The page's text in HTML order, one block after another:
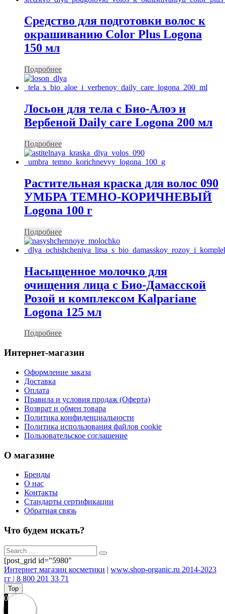
Средство для подготовки волос к
окрашиванию Color Plus Logona
150 мл
Подробнее
Лосьон для тела с Био-Алоэ и
Вербеной Daily care Logona 200 мл
Подробнее
Растительная краска для волос 090
УМБРА ТЕМНО-КОРИЧНЕВЫЙ
Logona 100 г
Подробнее
Насыщенное молочко для
очищения лица с Био-Дамасской
Розой и комплексом Kalpariane
Logona 125 мл
Подробнее
Интернет-магазин
Оформление заказа
Доставка
Оплата
Правила и условия продаж (Оферта)
Возврат и обмен товара
Политика конфиденциальности
Политика использования файлов cookie
Пользовательское соглашение
О магазине
Бренды
О нас
Контакты
Стандарты сертификации
Обратная связь
Что будем искать?
[post_grid id="5980"
Интернет магазин косметики | www.shop-organic.ru 2014-2023
гг | 8 800 201 33 71
Top
0